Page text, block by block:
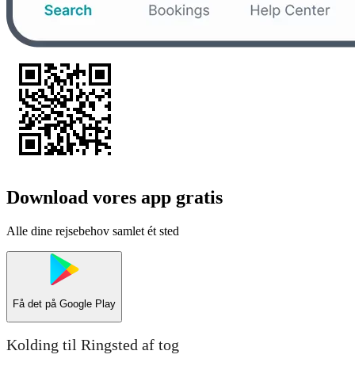
Download vores app gratis
Alle dine rejsebehov samlet ét sted
Få det på Google Play
Kolding til Ringsted af tog